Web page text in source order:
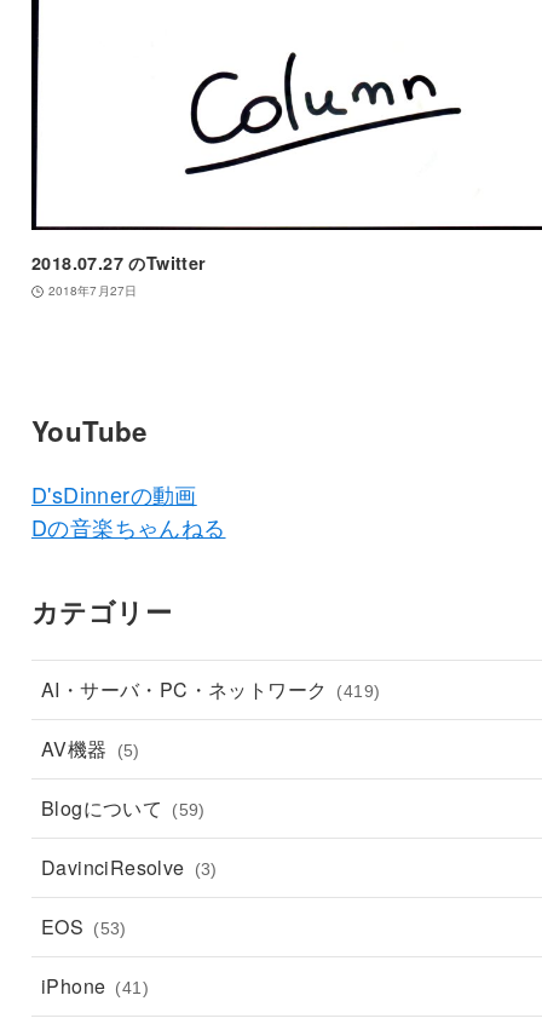
2018.07.27 のTwitter
2018年7月27日
YouTube
D'sDinnerの動画
Dの音楽ちゃんねる
カテゴリー
AI・サーバ・PC・ネットワーク (419)
AV機器 (5)
Blogについて (59)
DavinciResolve (3)
EOS (53)
iPhone (41)